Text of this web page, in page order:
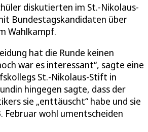
diskutierten im St.-Nikolaus-
Bundestagskandidaten über
Wahlkampf.
hat die Runde keinen
war es interessant“, sagte eine
St.-Nikolaus-Stift in
hingegen sagte, dass der
sie „enttäuscht“ habe und sie
Februar wohl umentscheiden